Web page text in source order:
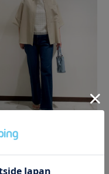
徳SUPERIOR CLOSET